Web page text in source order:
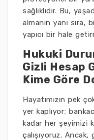
sağlıklıdır. Bu,
almanın yanı sıra,
yapıcı bir hale
Hukuki
Gizli Hesap
Kime Göre
Hayatımızın pek
yer kaplıyor;
kadar her şeyimizi
çalışıyoruz.